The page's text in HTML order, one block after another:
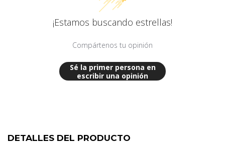
¡Estamos buscando estrellas!
Compártenos tu opinión
Sé la primer persona en
escribir una opinión
DETALLES DEL PRODUCTO